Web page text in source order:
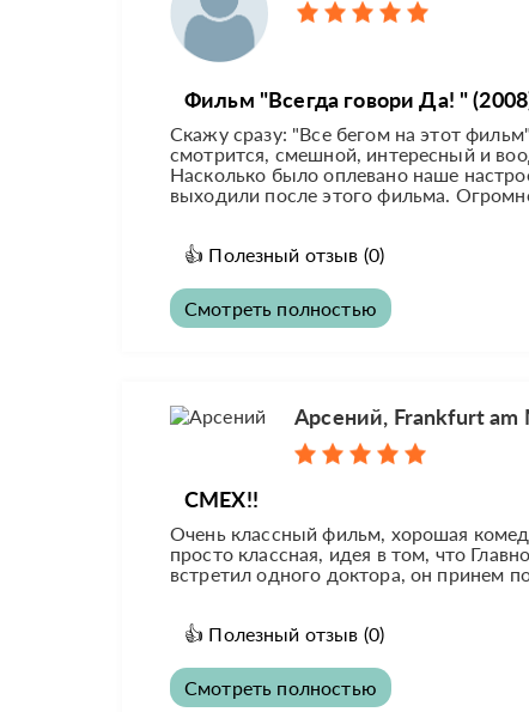
Фильм "Всегда говори Да! "
Скажу сразу: "Все бегом на этот
смотрится, смешной, интересный и
Насколько было оплевано наше
выходили после этого фильма.
👍 Полезный отзыв (0)
Смотреть полностью
Арсений, Frankfurt am
СМЕХ!!
Очень классный фильм, хорошая
просто классная, идея в том, что
встретил одного доктора, он принем
👍 Полезный отзыв (0)
Смотреть полностью